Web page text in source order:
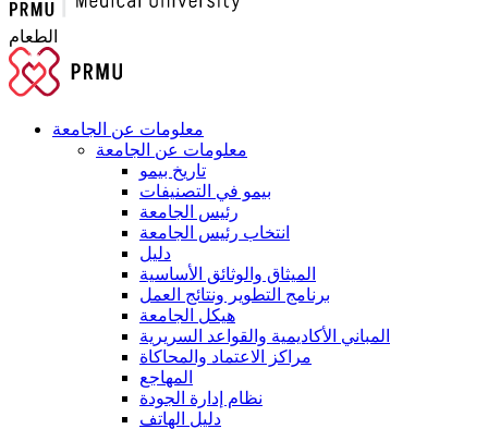
الطعام
معلومات عن الجامعة
معلومات عن الجامعة
تاريخ بيمو
بيمو في التصنيفات
رئيس الجامعة
انتخاب رئيس الجامعة
دليل
الميثاق والوثائق الأساسية
برنامج التطوير ونتائج العمل
هيكل الجامعة
المباني الأكاديمية والقواعد السريرية
مراكز الاعتماد والمحاكاة
المهاجع
نظام إدارة الجودة
دليل الهاتف